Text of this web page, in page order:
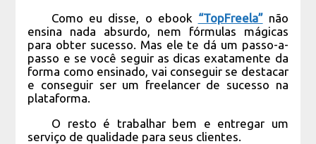
Como eu disse, o ebook “TopFreela”não
ensina nada absurdo, nem fórmulas mágicas
para obter sucesso. Mas ele te dá um passo-a-
passo e se você seguir as dicas exatamente da
forma como ensinado, vai conseguir se destacar
e conseguir ser um freelancer de sucesso na
plataforma.
O resto é trabalhar bem e entregar um
serviço de qualidade para seus clientes.